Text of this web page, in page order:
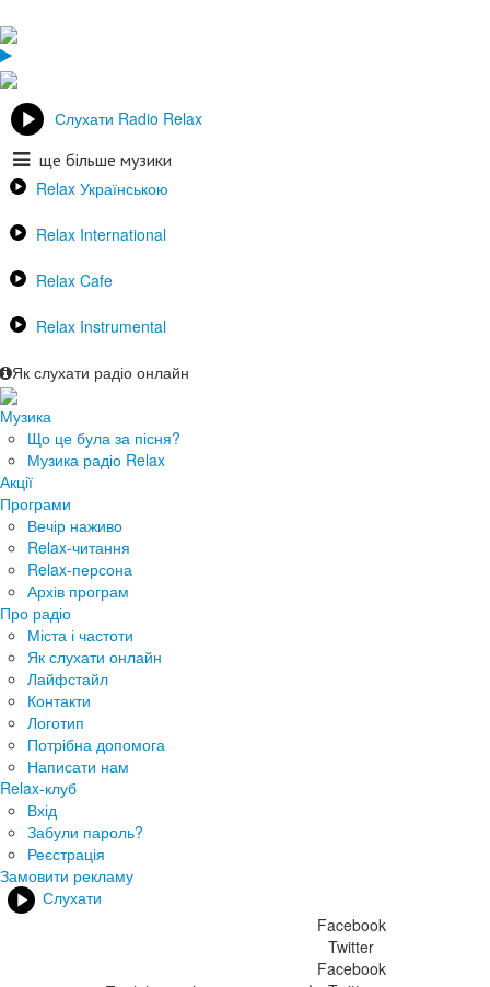
Слухати Radio Relax
ще більше музики
Relax Українською
Relax International
Relax Cafe
Relax Instrumental
Як слухати радіо онлайн
Музика
Що це була за пісня?
Музика радіо Relax
Акції
Програми
Вечір наживо
Relax-читання
Relax-персона
Архів програм
Про радіо
Міста і частоти
Як слухати онлайн
Лайфстайл
Контакти
Логотип
Потрібна допомога
Написати нам
Relax-клуб
Вхід
Забули пароль?
Реєстрація
Замовити рекламу
Слухати
Facebook
Twitter
Facebook